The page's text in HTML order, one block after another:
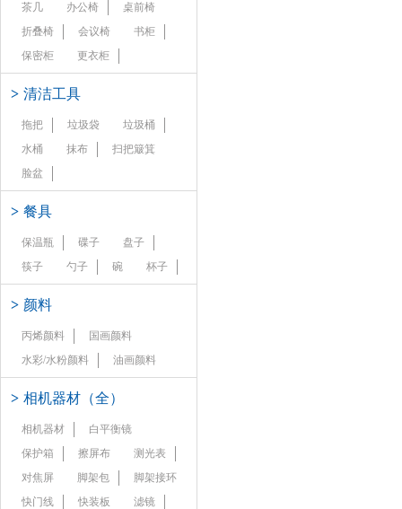
茶几
办公椅
桌前椅
折叠椅
会议椅
书柜
保密柜
更衣柜
> 清洁工具
拖把 垃圾袋
垃圾桶
水桶
抹布
扫把簸箕
脸盆
> 餐具
保温瓶 碟子
盘子
筷子
勺子 碗 杯子
> 颜料
丙烯颜料
国画颜料
水彩/水粉颜料
油画颜料
> 相机器材（全）
相机器材
白平衡镜
保护箱
擦屏布
测光表
对焦屏
脚架包
脚架接环
快门线
快装板
滤镜